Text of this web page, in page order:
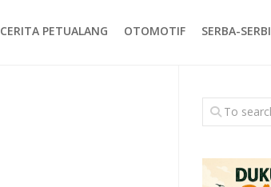
CERITA PETUALANG OTOMOTIF SERBA-SERBI
GAYA
HIDUP